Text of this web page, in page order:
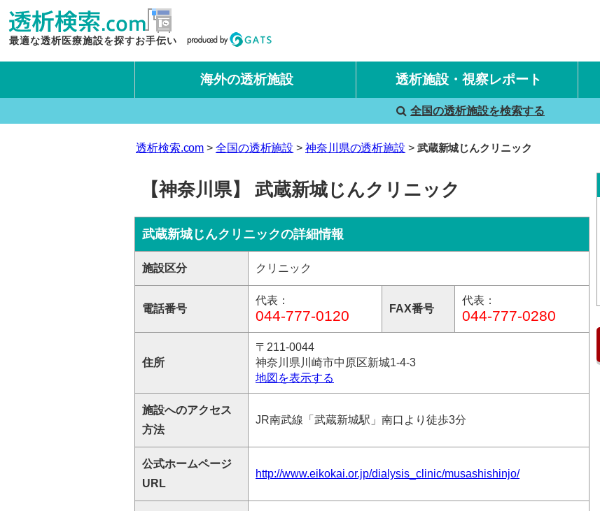
最適な透析医療施設を探すお手伝い
海外の透析施設 透析施設・視察レポート
国内旅行透析レポート
海外旅行透析レポート
全国の透析施設を検索する
透析検索.com 全国の透析施設 神奈川県の透析施設 武蔵新城じんクリニック
【神奈川県】 武蔵新城じんクリニック
武蔵新城じんクリニックの詳細情報
施設区分 クリニック
電話番号
代表：
044-777-0120 FAX番号
代表：
044-777-0280
住所
〒211-0044
神奈川県川崎市中原区新城1-4-3
地図を表示する
施設へのアクセス
方法
JR南武線「武蔵新城駅」南口より徒歩3分
公式ホームページ
URL
http://www.eikokai.or.jp/dialysis_clinic/musashishinjo/